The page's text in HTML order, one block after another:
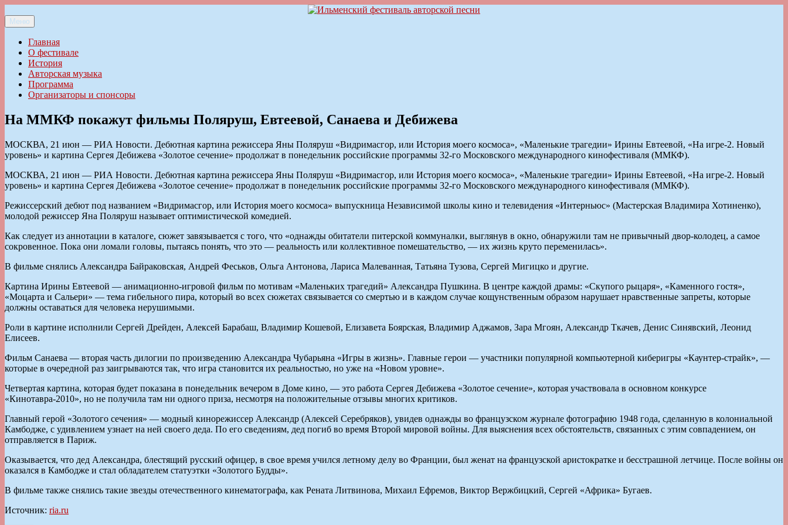
к
содержимому
Ильменский фестиваль авторской песни
Меню
Главная
О фестивале
История
Авторская музыка
Программа
Организаторы и спонсоры
На ММКФ покажут фильмы Поляруш, Евтеевой, Санаева и Дебижева
МОСКВА, 21 июн — РИА Новости. Дебютная картина режиссера Яны Поляруш «Видримасгор, или История моего космоса», «Маленькие трагедии» Ирины Евтеевой, «На игре-2. Новый
уровень» и картина Сергея Дебижева «Золотое сечение» продолжат в понедельник российские программы 32-го Московского международного кинофестиваля (ММКФ).
МОСКВА, 21 июн — РИА Новости. Дебютная картина режиссера Яны Поляруш «Видримасгор, или История моего космоса», «Маленькие трагедии» Ирины Евтеевой, «На игре-2. Новый
уровень» и картина Сергея Дебижева «Золотое сечение» продолжат в понедельник российские программы 32-го Московского международного кинофестиваля (ММКФ).
Режиссерский дебют под названием «Видримасгор, или История моего космоса» выпускница Независимой школы кино и телевидения «Интерньюс» (Мастерская Владимира Хотиненко),
молодой режиссер Яна Поляруш называет оптимистической комедией.
Как следует из аннотации в каталоге, сюжет завязывается с того, что «однажды обитатели питерской коммуналки, выглянув в окно, обнаружили там не привычный двор-колодец, а самое
сокровенное. Пока они ломали головы, пытаясь понять, что это — реальность или коллективное помешательство, — их жизнь круто переменилась».
В фильме снялись Александра Байраковская, Андрей Феськов, Ольга Антонова, Лариса Малеванная, Татьяна Тузова, Сергей Мигицко и другие.
Картина Ирины Евтеевой — анимационно-игровой фильм по мотивам «Маленьких трагедий» Александра Пушкина. В центре каждой драмы: «Скупого рыцаря», «Каменного гостя»,
«Моцарта и Сальери» — тема гибельного пира, который во всех сюжетах связывается со смертью и в каждом случае кощунственным образом нарушает нравственные запреты, которые
должны оставаться для человека нерушимыми.
Роли в картине исполнили Сергей Дрейден, Алексей Барабаш, Владимир Кошевой, Елизавета Боярская, Владимир Аджамов, Зара Мгоян, Александр Ткачев, Денис Синявский, Леонид
Елисеев.
Фильм Санаева — вторая часть дилогии по произведению Александра Чубарьяна «Игры в жизнь». Главные герои — участники популярной компьютерной киберигры «Каунтер-страйк», —
которые в очередной раз заигрываются так, что игра становится их реальностью, но уже на «Новом уровне».
Четвертая картина, которая будет показана в понедельник вечером в Доме кино, — это работа Сергея Дебижева «Золотое сечение», которая участвовала в основном конкурсе
«Кинотавра-2010», но не получила там ни одного приза, несмотря на положительные отзывы многих критиков.
Главный герой «Золотого сечения» — модный кинорежиссер Александр (Алексей Серебряков), увидев однажды во французском журнале фотографию 1948 года, сделанную в колониальной
Камбодже, с удивлением узнает на ней своего деда. По его сведениям, дед погиб во время Второй мировой войны. Для выяснения всех обстоятельств, связанных с этим совпадением, он
отправляется в Париж.
Оказывается, что дед Александра, блестящий русский офицер, в свое время учился летному делу во Франции, был женат на французской аристократке и бесстрашной летчице. После войны он
оказался в Камбодже и стал обладателем статуэтки «Золотого Будды».
В фильме также снялись такие звезды отечественного кинематографа, как Рената Литвинова, Михаил Ефремов, Виктор Вержбицкий, Сергей «Африка» Бугаев.
Источник: ria.ru